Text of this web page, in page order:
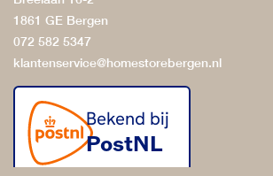
1861 GE Bergen
072 582 5347
klantenservice@homestorebergen.nl